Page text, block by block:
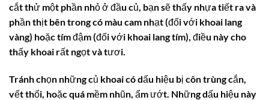
cắt thử một phần nhỏ ở đầu củ, bạn sẽ thấy nhựa tiết ra và
phần thịt bên trong có màu cam nhạt (đối với khoai lang
vàng) hoặc tím đậm (đối với khoai lang tím), điều này cho
thấy khoai rất ngọt và tươi.
Tránh chọn những củ khoai có dấu hiệu bị côn trùng cắn,
vết thối, hoặc quá mềm nhũn, ẩm ướt. Những dấu hiệu này